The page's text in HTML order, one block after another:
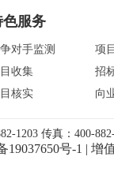
色服务
对手监测
收集
核实
项
招
向
1203 传真：400-
19037650号-1 | 增